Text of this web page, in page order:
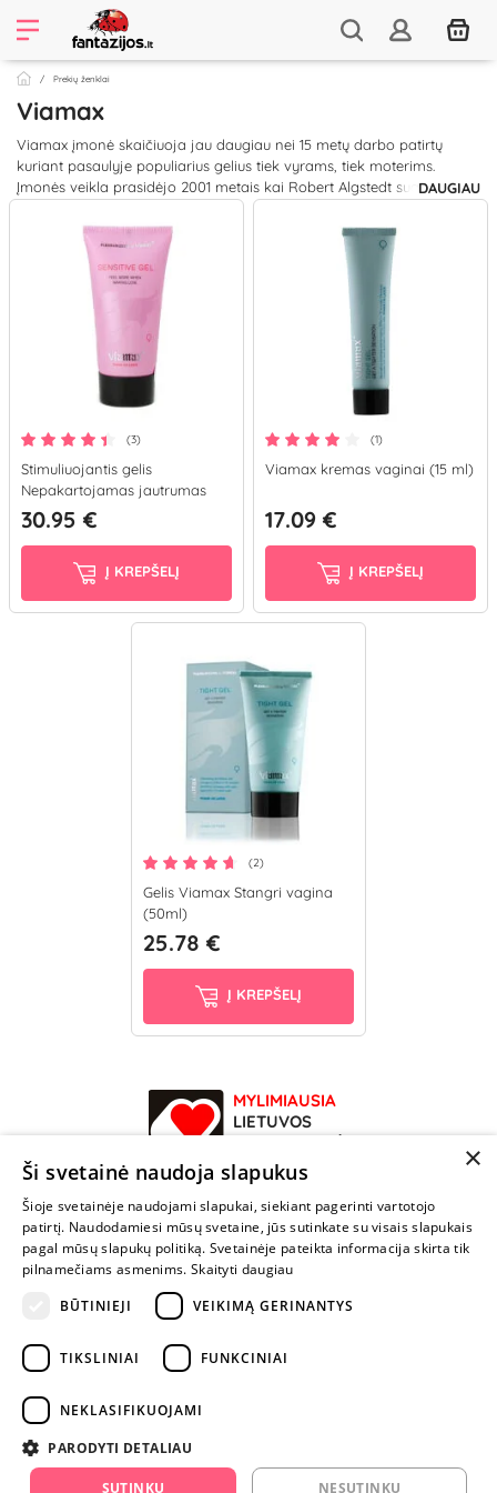
Prekių ženklai
Viamax
Viamax įmonė skaičiuoja jau daugiau nei 15 metų darbo patirtų
kuriant pasaulyje populiarius gelius tiek vyrams, tiek moterims.
Įmonės veikla prasidėjo 2001 metais kai Robert Algstedt sugalvojo,
jog mokslo proveržis gali pasitarnauti kuriant produktus intymiam
gyvenimui. Pirmasis, populiarumo sulaukęs produktas buvo Sensitive
Gel. Atradimais pagrįsta formulė greitai tapo bestseleriu, o įtaka
moterų orgazmams - neturinti lygių. Po puikios sėkmės Viamax
įkūrėjai leidosi į kelionę po Aziją, Afriką ir Lotynų Ameriką gilinti
žinias apie įpatingus augalinius ingrediantus visiems gerai žinomus
kaip afrodiziakai. Tuo metu Vakarų pasaulyje apie juos menkai buvo
žinoma ir tai tapo Viamax stiprioji pusė. Skiriant įpatingą dėmesį
detalėms, Viamax įkūrėjai sukūrė kremus, kapsules ir lubrikantus
kokybiškesniams pojūčiams, seksualinei sveikatai ir lytiniam
DAUGIAU
(3)
Stimuliuojantis gelis
Nepakartojamas jautrumas
(50 ml)
30.95 €
Į KREPŠELĮ
(1)
Viamax kremas vaginai (15 ml)
17.09 €
Į KREPŠELĮ
(2)
Gelis Viamax Stangri vagina
(50ml)
25.78 €
Į KREPŠELĮ
MYLIMIAUSIA
LIETUVOS
ELEKTRONINĖ
PARDUOTUVĖ
NENUSTOK
ŽAISTI
+370 600 84088
info@fantazijos.lt
instagram.com/fantazijos.lt
×
Ši svetainė naudoja slapukus
Šioje svetainėje naudojami slapukai, siekiant pagerinti vartotojo
patirtį. Naudodamiesi mūsų svetaine, jūs sutinkate su visais slapukais
pagal mūsų slapukų politiką. Svetainėje pateikta informacija skirta tik
pilnamečiams asmenims. Skaityti daugiau
BŪTINIEJI
VEIKIMĄ GERINANTYS
TIKSLINIAI FUNKCINIAI
NEKLASIFIKUOJAMI
PARODYTI DETALIAU
SUTINKU NESUTINKU